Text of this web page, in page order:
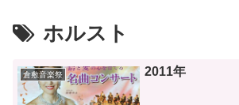
ホルスト
倉敷音楽祭 2011年